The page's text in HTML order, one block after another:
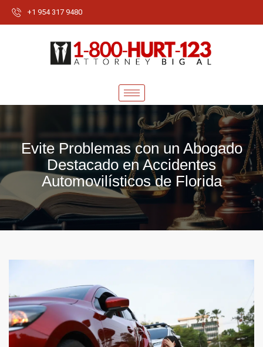
+1 954 317 9480
Evite Problemas con un Abogado
Destacado en Accidentes
Automovilísticos de Florida